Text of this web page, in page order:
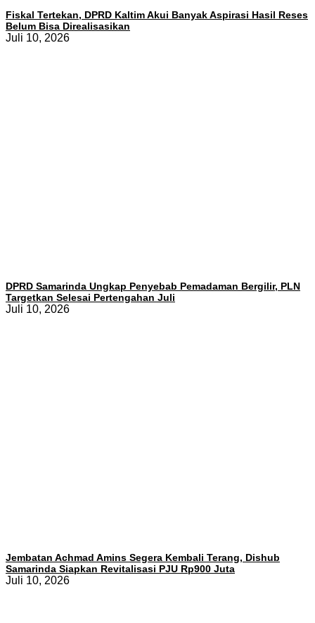
Fiskal Tertekan, DPRD Kaltim Akui Banyak Aspirasi Hasil Reses
Belum Bisa Direalisasikan
Juli 10, 2026
DPRD Samarinda Ungkap Penyebab Pemadaman Bergilir, PLN
Targetkan Selesai Pertengahan Juli
Juli 10, 2026
Jembatan Achmad Amins Segera Kembali Terang, Dishub
Samarinda Siapkan Revitalisasi PJU Rp900 Juta
Juli 10, 2026